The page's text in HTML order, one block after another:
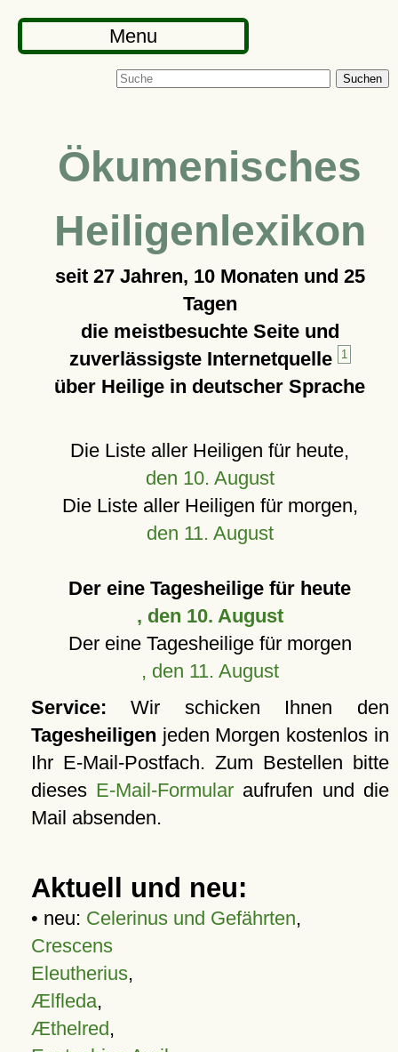
Menu
Suchen
Ökumenisches
Heiligenlexikon
seit 27 Jahren, 10 Monaten und 25
Tagen
die meistbesuchte Seite und
zuverlässigste Internetquelle
1
über Heilige in deutscher Sprache
Die Liste aller Heiligen für heute,
den 10. August
Die Liste aller Heiligen für morgen,
den 11. August
Der eine Tagesheilige für heute
, den 10. August
Der eine Tagesheilige für morgen
, den 11. August
Service: Wir schicken Ihnen den
Tagesheiligen jeden Morgen kostenlos in
Ihr E-Mail-Postfach. Zum Bestellen bitte
dieses E-Mail-Formular aufrufen und die
Mail absenden.
Aktuell und neu:
• neu: Celerinus und Gefährten,
Crescens
Eleutherius,
Ælfleda,
Æthelred,